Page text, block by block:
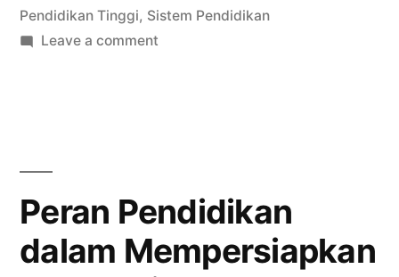
Dangdut?
Ini
Pendidikan Tinggi, Sistem Pendidikan
Leave a commenton
Ini
Edukatifnya
Peran Pendidikan
dalam Mempersiapkan